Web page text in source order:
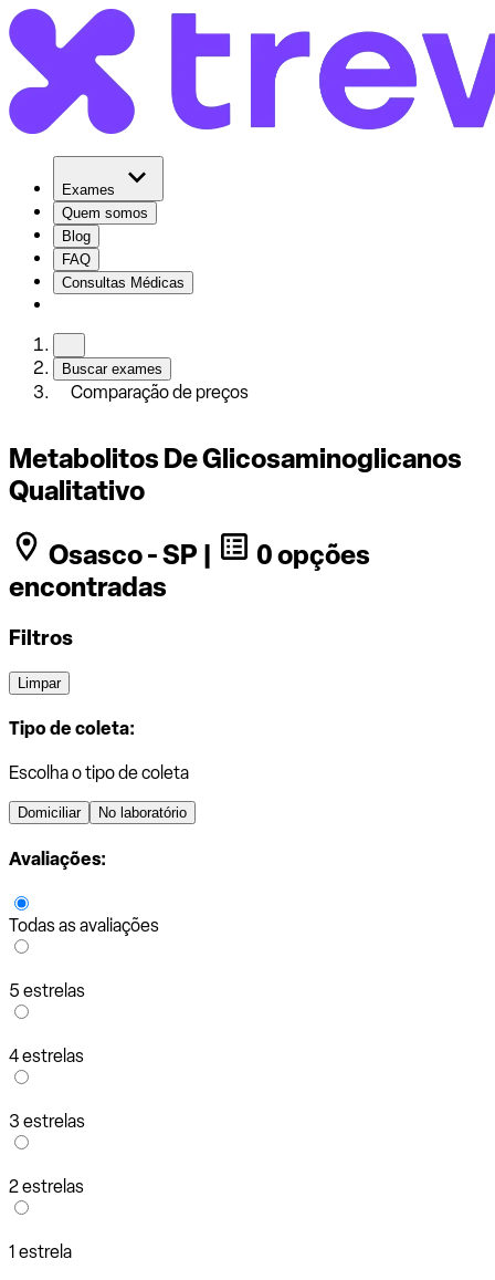
Exames
Quem somos
Blog
FAQ
Consultas Médicas
Buscar exames
Comparação de preços
Metabolitos De Glicosaminoglicanos
Qualitativo
Osasco - SP |
0 opções
encontradas
Filtros
Limpar
Tipo de coleta:
Escolha o tipo de coleta
Domiciliar No laboratório
Avaliações:
Todas as avaliações
5 estrelas
4 estrelas
3 estrelas
2 estrelas
1 estrela